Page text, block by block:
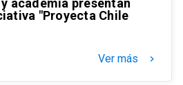
"Proyecta Chile
Ver más keyboard_arrow_right